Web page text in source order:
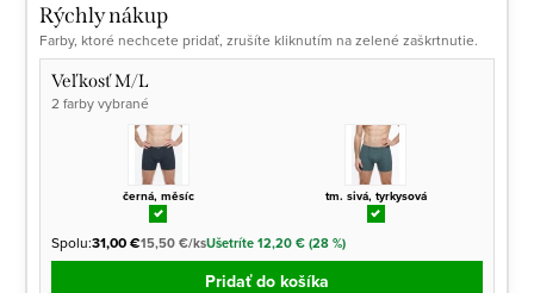
Rýchly nákup
Farby, ktoré nechcete pridať, zrušíte kliknutím na zelené zaškrtnutie.
Veľkosť M/L
2 farby vybrané
černá, měsíc tm. sivá, tyrkysová
Spolu:31,00 €15,50 €/ksUšetríte 12,20 € (28 %)
Pridať do košíka